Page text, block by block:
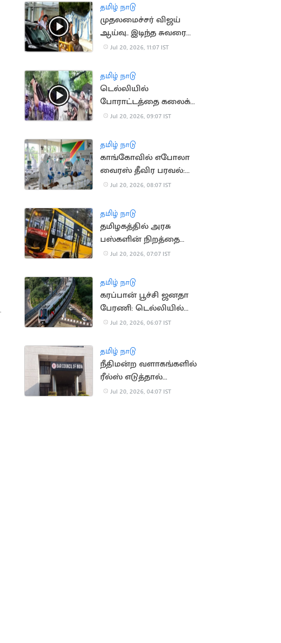
தமிழ் நாடு
முதலமைச்சர் விஜய்
ஆய்வு.. இடிந்த சுவரை
துணியால் மறைத்ததால்
Jul 20, 2026, 11:07 IST
தமிழ் நாடு
டெல்லியில்
போராட்டத்தை கலைக்க
கண்ணீர் புகைகுண்டு
Jul 20, 2026, 09:07 IST
தமிழ் நாடு
காங்கோவில் எபோலா
வைரஸ் தீவிர பரவல்:
930 பேர் பலி
Jul 20, 2026, 08:07 IST
தமிழ் நாடு
தமிழகத்தில் அரசு
பஸ்களின் நிறத்தை
மாற்ற அரசு திட்டம்?
Jul 20, 2026, 07:07 IST
தமிழ் நாடு
கரப்பான் பூச்சி ஜனதா
பேரணி: டெல்லியில்
மெட்ரோ நிலையங்கள்
Jul 20, 2026, 06:07 IST
தமிழ் நாடு
நீதிமன்ற வளாகங்களில்
ரீல்ஸ் எடுத்தால்
நடவடிக்கை: பார்
Jul 20, 2026, 04:07 IST